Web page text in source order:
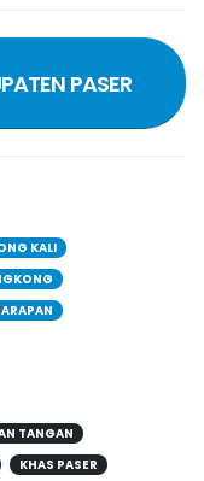
PASER
KALI
TANGAN
KHAS PASER